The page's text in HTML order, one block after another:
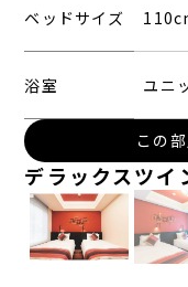
ベッドサイズ
浴室 ユニ
この
デラックスツイ